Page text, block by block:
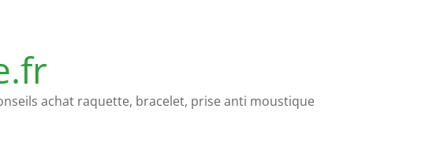
achat raquette, bracelet, prise anti moustique